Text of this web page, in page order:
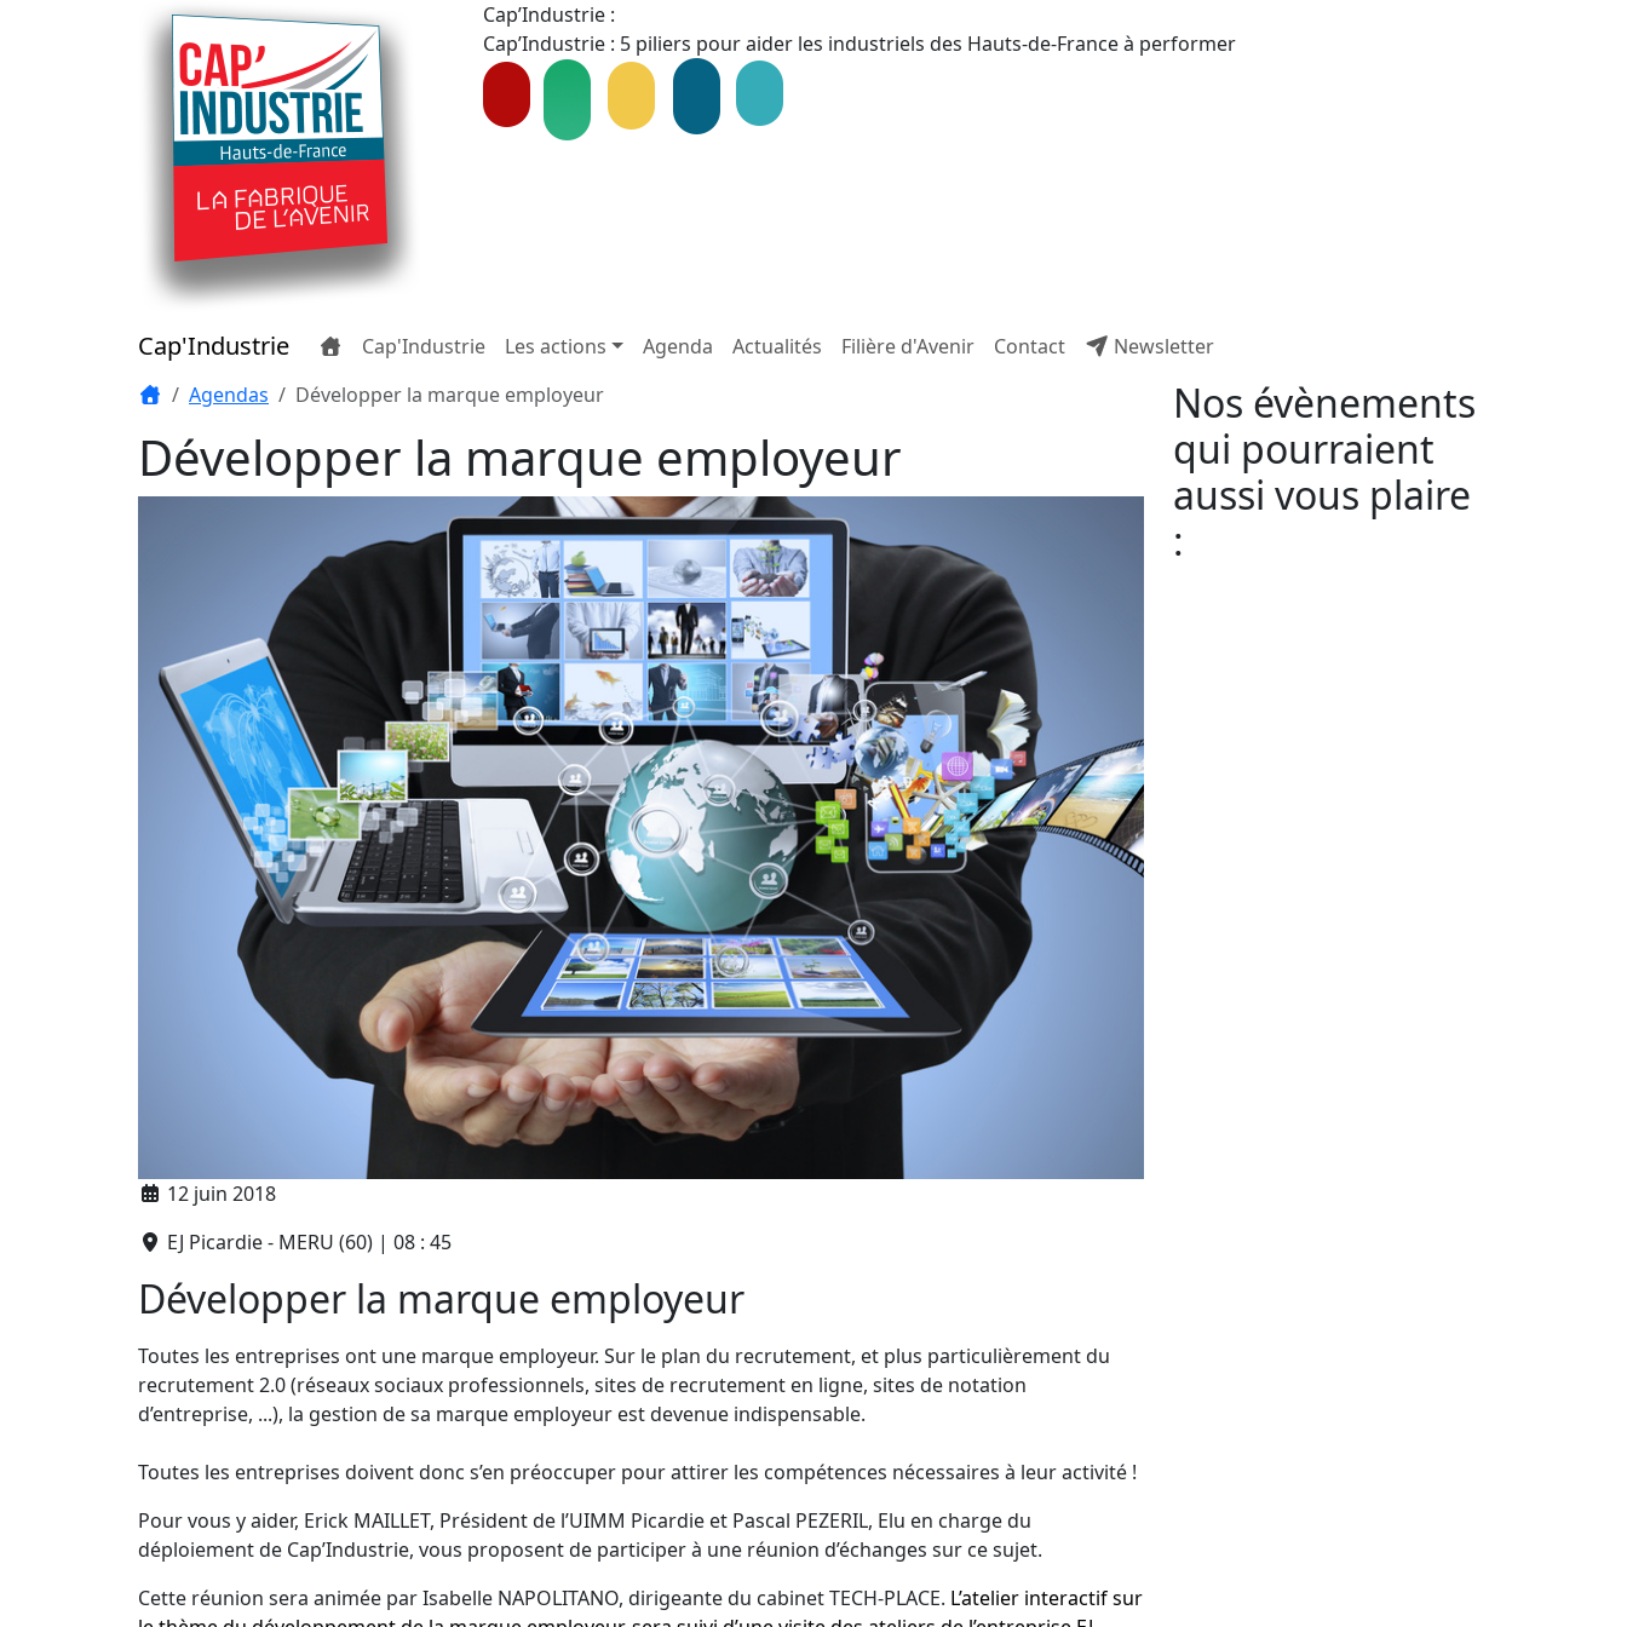
Cap’Industrie :
Cap’Industrie : 5 piliers pour aider les industriels des Hauts-de-France à performer
Cap'Industrie Cap'Industrie Les actions Agenda Actualités Filière d'Avenir Contact
Newsletter
Agendas
Développer la marque employeur
Développer la marque employeur
12 juin 2018
EJ Picardie - MERU (60) | 08 : 45
Développer la marque employeur
Toutes les entreprises ont une marque employeur. Sur le plan du recrutement, et plus particulièrement du
recrutement 2.0 (réseaux sociaux professionnels, sites de recrutement en ligne, sites de notation
d’entreprise, ...), la gestion de sa marque employeur est devenue indispensable.
Toutes les entreprises doivent donc s’en préoccuper pour attirer les compétences nécessaires à leur activité !
Pour vous y aider, Erick MAILLET, Président de l’UIMM Picardie et Pascal PEZERIL, Elu en charge du
déploiement de Cap’Industrie, vous proposent de participer à une réunion d’échanges sur ce sujet.
Cette réunion sera animée par Isabelle NAPOLITANO, dirigeante du cabinet TECH-PLACE. L’atelier interactif sur
Nos évènements
qui pourraient
aussi vous plaire
: